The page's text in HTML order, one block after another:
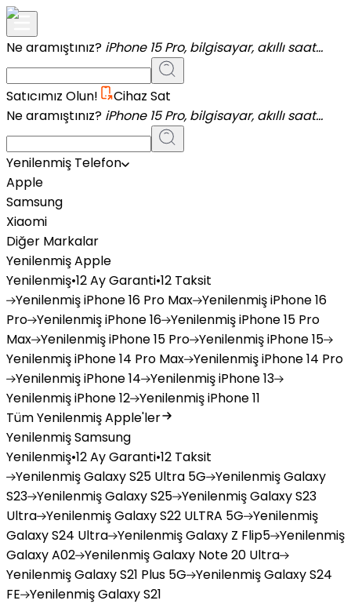
Ne aramıştınız? iPhone 15 Pro, bilgisayar, akıllı saat...
Satıcımız Olun!
Cihaz Sat
Ne aramıştınız? iPhone 15 Pro, bilgisayar, akıllı saat...
Yenilenmiş Telefon
Apple
Samsung
Xiaomi
Diğer Markalar
Yenilenmiş Apple
Yenilenmiş•12 Ay Garanti•12 Taksit
YenilenmişiPhone 16 Pro Max YenilenmişiPhone 16
Pro YenilenmişiPhone 16 YenilenmişiPhone 15 Pro
Max YenilenmişiPhone 15 Pro YenilenmişiPhone 15
YenilenmişiPhone 14 Pro Max YenilenmişiPhone 14 Pro
YenilenmişiPhone 14 YenilenmişiPhone 13
YenilenmişiPhone 12 YenilenmişiPhone 11
Tüm Yenilenmiş Apple'ler
Yenilenmiş Samsung
Yenilenmiş•12 Ay Garanti•12 Taksit
YenilenmişGalaxy S25 Ultra 5G YenilenmişGalaxy
S23 YenilenmişGalaxy S25 YenilenmişGalaxy S23
Ultra YenilenmişGalaxy S22 ULTRA 5G Yenilenmiş
Galaxy S24 Ultra YenilenmişGalaxy Z Flip5 Yenilenmiş
Galaxy A02 YenilenmişGalaxy Note 20 Ultra
YenilenmişGalaxy S21 Plus 5G YenilenmişGalaxy S24
FE YenilenmişGalaxy S21